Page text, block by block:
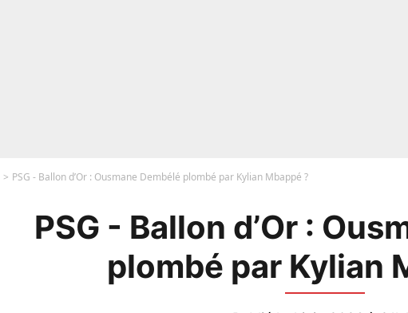
PSG - Ballon d’Or : Ousmane Dembélé plombé par Kylian Mbappé ?
PSG - Ballon d’Or :
plombé par Kylian